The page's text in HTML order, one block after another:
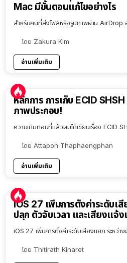
Mac มีขั้นตอนแก้ไขอย่างไร
สำหรับคนที่ส่งไฟล์หรือรูปภาพผ่าน AirDrop
โดย Zakura Kim
อ่านเพิ่มเติม
หลักการ การเก็บ ECID
ภาพประกอบ!
ความเดิมตอนที่แล้วผมได้เขียนเรื่อง ECID
โดย Attapon Thaphaengphan
อ่านเพิ่มเติม
iOS 27 เพิ่มการตั้งค่าระดับเ
ปลุก ตัวจับเวลา และเสียงแจ้ง
iOS 27 เพิ่มการตั้งค่าระดับเสียงแยก ระหว่าง
โดย Thitirath Kinaret